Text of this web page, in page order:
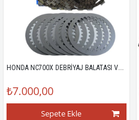
HONDA NC700X DEBRİYAJ BALATASI VE SACLARI
₺7.000,00
Sepete Ekle